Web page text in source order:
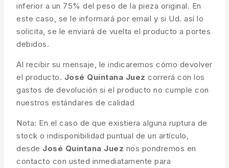
inferior a un 75% del peso de la pieza original. En
este caso, se le informará por email y si Ud. así lo
solicita, se le enviará de vuelta el producto a portes
debidos.
Al recibir su mensaje, le indicaremos cómo devolver
el producto. José Quintana Juez correrá con los
gastos de devolución si el producto no cumple con
nuestros estándares de calidad
Nota: En el caso de que existiera alguna ruptura de
stock o indisponibilidad puntual de un artículo,
desde José Quintana Juez nos pondremos en
contacto con usted inmediatamente para